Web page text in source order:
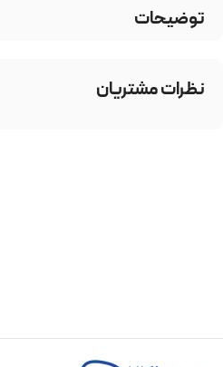
توضیحات
نظرات مشتریان